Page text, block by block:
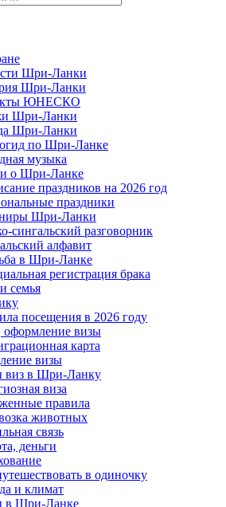
Шри-Ланки
Шри-Ланки
ЮНЕСКО
Шри-Ланки
Шри-Ланки
по Шри-Ланке
музыка
о Шри-Ланке
праздников на 2026 год
праздники
Шри-Ланки
сингальский разговорник
алфавит
в Шри-Ланке
регистрация брака
семья
посещения в 2026 году
оформление визы
карта
визы
виз в Шри-Ланку
виза
правила
животных
связь
деньги
в одиночку
и климат
в Шри-Ланке